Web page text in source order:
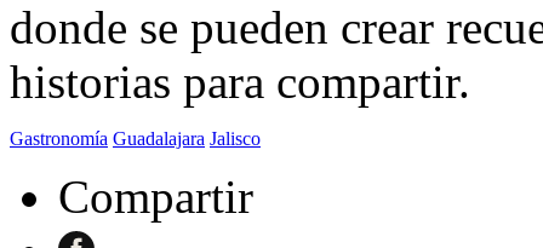
donde se pueden crear
historias para compartir.
Gastronomía Guadalajara Jalisco
Compartir